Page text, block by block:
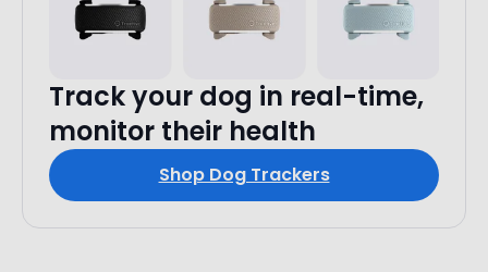
Track your dog in real-time,
monitor their health
Shop Dog Trackers